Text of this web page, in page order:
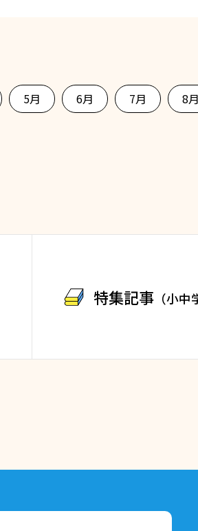
5月 6月 7月 8月
特集記事 （小中